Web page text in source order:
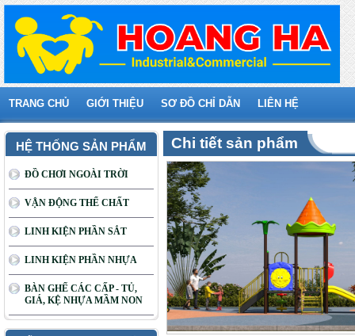
TRANG CHỦ GIỚI THIỆU SƠ ĐỒ CHỈ DẪN LIÊN HỆ
HỆ THỐNG SẢN PHẨM
ĐỒ CHƠI NGOÀI TRỜI
VẬN ĐỘNG THỂ CHẤT
LINH KIỆN PHẦN SẮT
LINH KIỆN PHẦN NHỰA
BÀN GHẾ CÁC CẤP - TỦ,
GIÁ, KỆ NHỰA MẦM NON
Chi tiết sản phẩm